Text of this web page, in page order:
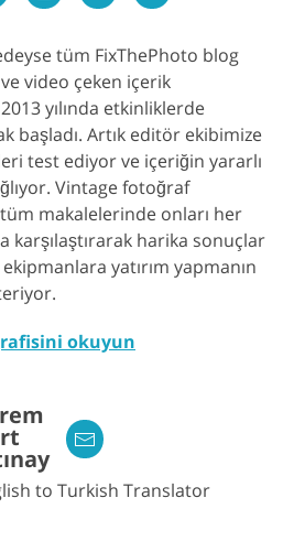
tüm FixThePhoto blog
video çeken içerik
yılında etkinliklerde
başladı. Artık editör ekibimize
test ediyor ve içeriğin yararlı
Vintage fotoğraf
makalelerinde onları her
karşılaştırarak harika sonuçlar
yatırım yapmanın
okuyun
to Turkish Translator